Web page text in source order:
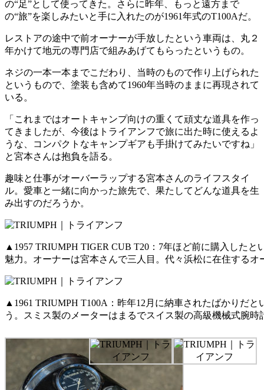
の“足”として使ってきた。さらに昨年、もっと遠方まで
の“旅”を楽しみたいと手に入れたのが1961年式のT100Aだ。
レストアの途中で前オーナーが手放したという車両は、丸２
年かけて地元の専門店で組みあげてもらったというもの。
ネジの一本一本までこだわり、当時のもので作り上げられた
というもので、塗装も含めて1960年当時のままに再現されて
いる。
「これまではオートキャンプ向けの重くて頑丈な道具を作っ
てきましたが、今後はトライアンフで旅に出た時に使えるよ
うな、コンパクトなキャンプギアも手掛けてみたいですね」
と宮本さんは抱負を語る。
趣味と仕事がオーバーラップする宮本さんのライフスタイ
ル。愛車と一緒に向かった旅先で、果たしてどんな道具を生
み出すのだろうか。
▲1957 TRIUMPH TIGER CUB T20：7年ほど前に購入した
魅力。オーナーは宮本さんで三人目。代々浜松に在住する
▲1961 TRIUMPH T100A：昨年12月に納車されたばかりだ
う。スミス製のメーターはまるでスイス製の高級機械式腕